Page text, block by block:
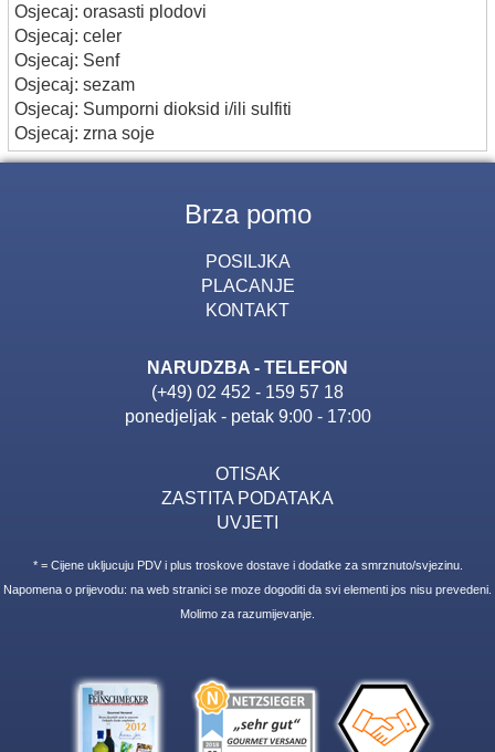
Osjecaj: orasasti plodovi
Osjecaj: celer
Osjecaj: Senf
Osjecaj: sezam
Osjecaj: Sumporni dioksid i/ili sulfiti
Osjecaj: zrna soje
Brza pomo
POSILJKA
PLACANJE
KONTAKT
NARUDZBA - TELEFON
(+49) 02 452 - 159 57 18
ponedjeljak - petak 9:00 - 17:00
OTISAK
ZASTITA PODATAKA
UVJETI
* = Cijene ukljucuju PDV i plus troskove dostave i dodatke za smrznuto/svjezinu.
Napomena o prijevodu: na web stranici se moze dogoditi da svi elementi jos nisu prevedeni.
Molimo za razumijevanje.